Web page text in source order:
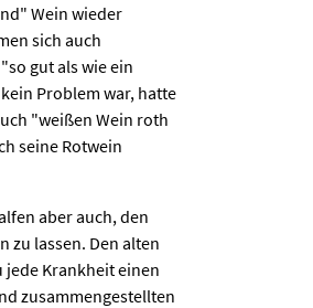
Wein wieder
sich auch
gut als wie ein
Problem war, hatte
"weißen Wein roth
seine Rotwein
aber auch, den
zu lassen. Den alten
jede Krankheit einen
zusammengestellten